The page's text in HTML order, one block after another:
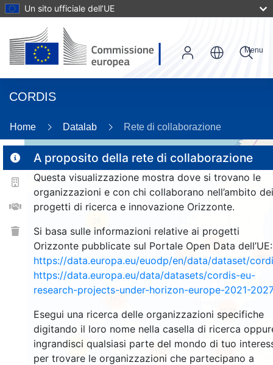
Un sito ufficiale dell’UE
CORDIS
Menu
Home Datalab Rete di collaborazione
A proposito della rete di collaborazione
Questa visualizzazione mostra dove si trovano le
organizzazioni e con chi collaborano nell’ambito dei
progetti di ricerca e innovazione Orizzonte.
Si basa sulle informazioni relative ai progetti
Orizzonte pubblicate sul Portale Open Data dell’UE:
https://data.europa.eu/euodp/en/data/dataset/
https://data.europa.eu/data/datasets/cordis-eu-
research-projects-under-horizon-europe-2021-2027
Esegui una ricerca delle organizzazioni specifiche
digitando il loro nome nella casella di ricerca
ingrandisci qualsiasi parte del mondo di tuo
per trovare le organizzazioni che partecipano a
147
265
806
2
16
969
2599
2206
11821